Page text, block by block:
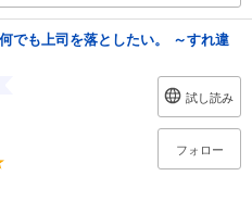
でも上司を落としたい。 ～すれ違
試し読み
フォロー